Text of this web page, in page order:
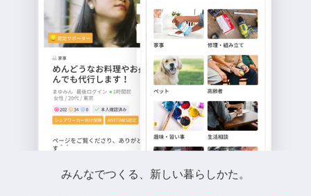
みんなでつくる、新しい暮らしかた。